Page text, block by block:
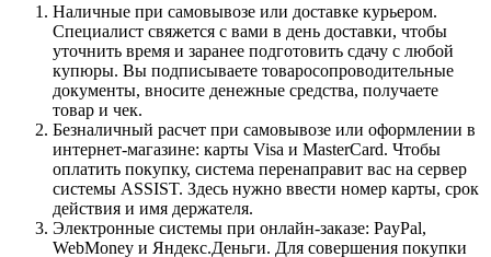
Наличные при самовывозе или доставке курьером.
Специалист свяжется с вами в день доставки, чтобы
уточнить время и заранее подготовить сдачу с любой
купюры. Вы подписываете товаросопроводительные
документы, вносите денежные средства, получаете
товар и чек.
Безналичный расчет при самовывозе или оформлении в
интернет-магазине: карты Visa и MasterCard. Чтобы
оплатить покупку, система перенаправит вас на сервер
системы ASSIST. Здесь нужно ввести номер карты, срок
действия и имя держателя.
Электронные системы при онлайн-заказе: PayPal,
WebMoney и Яндекс.Деньги. Для совершения покупки